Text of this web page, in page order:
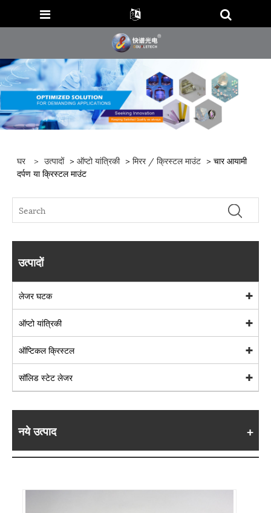
घर > उत्पादों >ऑप्टो यांत्रिकी >मिरर / क्रिस्टल माउंट > चार आयामी
दर्पण या क्रिस्टल माउंट
उत्पादों
लेजर घटक
ऑप्टो यांत्रिकी
ऑप्टिकल क्रिस्टल
सॉलिड स्टेट लेजर
नये उत्पाद